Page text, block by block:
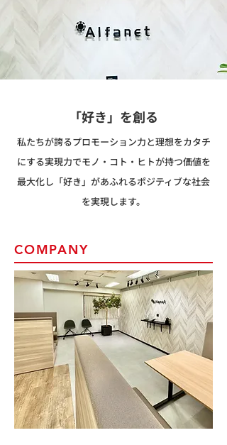
「好き」を創る
私たちが誇るプロモーション力と理想をカタチ
にする実現力でモノ・コト・ヒトが持つ価値を
最大化し「好き」があふれるポジティブな社会
を実現します。
COMPANY